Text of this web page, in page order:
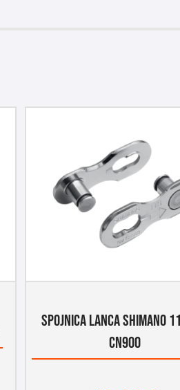
SPOJNICA LANCA SHIMANO
CN900